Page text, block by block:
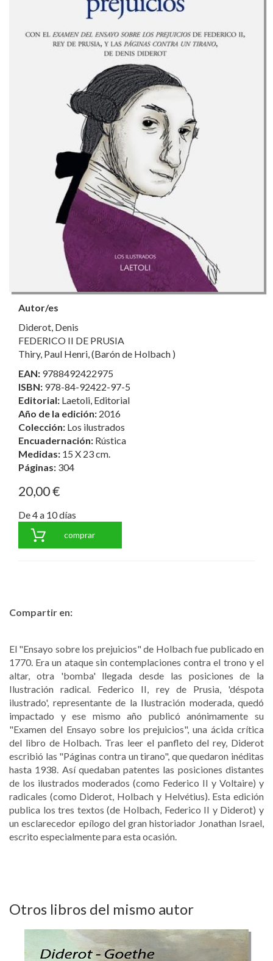
Autor/es
Diderot, Denis
FEDERICO II DE PRUSIA
Thiry, Paul Henri, (Barón de Holbach )
EAN: 9788492422975
ISBN: 978-84-92422-97-5
Editorial: Laetoli, Editorial
Año de la edición: 2016
Colección: Los ilustrados
Encuadernación: Rústica
Medidas: 15 X 23 cm.
Páginas: 304
20,00 €
De 4 a 10 días
comprar
Compartir en:
El "Ensayo sobre los prejuicios" de Holbach fue publicado en
1770. Era un ataque sin contemplaciones contra el trono y el
altar, otra 'bomba' llegada desde las posiciones de la
Ilustración radical. Federico II, rey de Prusia, 'déspota
ilustrado', representante de la Ilustración moderada, quedó
impactado y ese mismo año publicó anónimamente su
"Examen del Ensayo sobre los prejuicios", una ácida crítica
del libro de Holbach. Tras leer el panfleto del rey, Diderot
escribió las "Páginas contra un tirano", que quedaron inéditas
hasta 1938. Así quedaban patentes las posiciones distantes
de los ilustrados moderados (como Federico II y Voltaire) y
radicales (como Diderot, Holbach y Helvétius). Esta edición
publica los tres textos (de Holbach, Federico II y Diderot) y
un esclarecedor epílogo del gran historiador Jonathan Israel,
escrito especialmente para esta ocasión.
Otros libros del mismo autor